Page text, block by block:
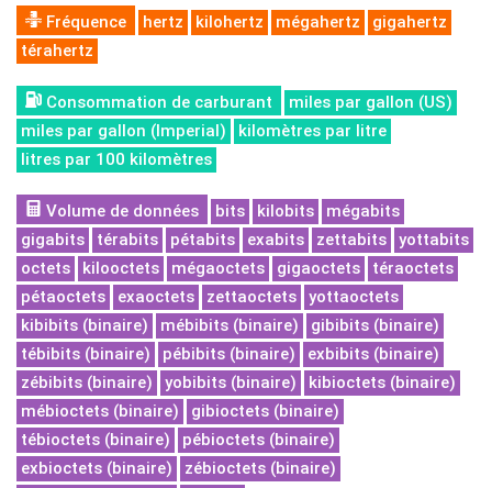
Fréquence hertz kilohertz mégahertz
gigahertz
térahertz
Consommation de carburant
miles par gallon (US)
miles par gallon (Imperial)
kilomètres par litre
litres par 100 kilomètres
Volume de données bits kilobits
mégabits
gigabits
térabits pétabits exabits zettabits
yottabits
octets
kilooctets mégaoctets gigaoctets
téraoctets
pétaoctets
exaoctets zettaoctets
yottaoctets
kibibits (binaire)
mébibits (binaire)
gibibits (binaire)
tébibits (binaire)
pébibits (binaire)
exbibits (binaire)
zébibits (binaire)
yobibits (binaire)
kibioctets (binaire)
mébioctets (binaire)
gibioctets (binaire)
tébioctets (binaire)
pébioctets (binaire)
exbioctets (binaire)
zébioctets (binaire)